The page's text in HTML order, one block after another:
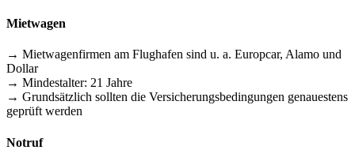
Mietwagen
→ Mietwagenfirmen am Flughafen sind u. a. Europcar, Alamo und
Dollar
→ Mindestalter: 21 Jahre
→ Grundsätzlich sollten die Versicherungsbedingungen genauestens
geprüft werden
Notruf